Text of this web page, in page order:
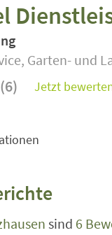
Garten- und
(6) Jetzt
sind 6